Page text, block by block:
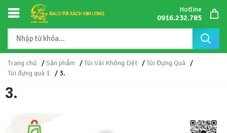
Hotline
0916.232.785
Trang chủ /Sản phẩm /Túi Vải Không Dệt /Túi Đựng Quà /
Túi đựng quà 1 / 3.
3.